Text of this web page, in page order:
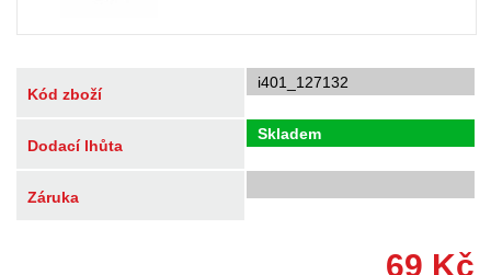
Kód zboží
i401_127132
Dodací lhůta
Skladem
Záruka
69 Kč